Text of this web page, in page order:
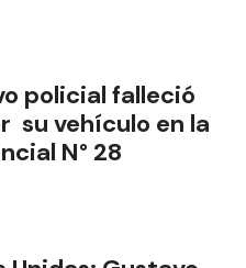
policial falleció
su vehículo en la
N° 28